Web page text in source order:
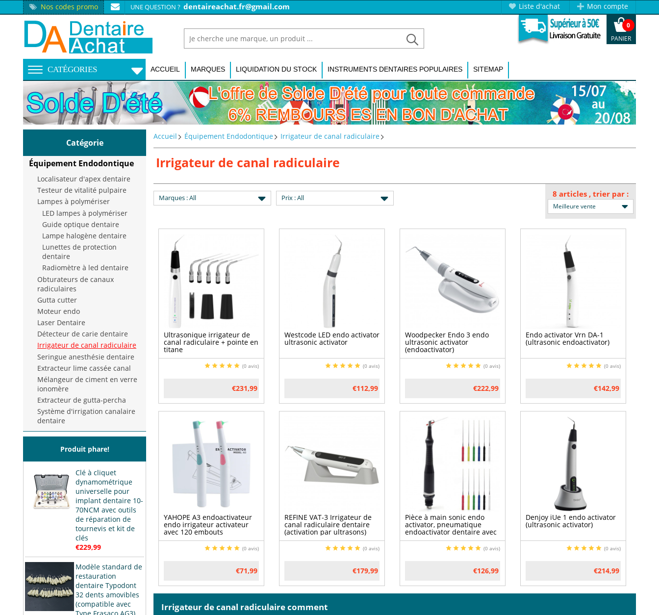
Nos codes promo UNE QUESTION ? dentaireachat.fr@gmail.com Liste d'achat Mon compte
0
PANIER
CATÉGORIES ACCUEIL MARQUES LIQUIDATION DU STOCK INSTRUMENTS DENTAIRES POPULAIRES SITEMAP
Catégorie
Équipement Endodontique
Localisateur d'apex dentaire
Testeur de vitalité pulpaire
Lampes à polymériser
LED lampes à polymériser
Guide optique dentaire
Lampe halogène dentaire
Lunettes de protection
dentaire
Radiomètre à led dentaire
Obturateurs de canaux
radiculaires
Gutta cutter
Moteur endo
Laser Dentaire
Détecteur de carie dentaire
Irrigateur de canal radiculaire
Seringue anesthésie dentaire
Extracteur lime cassée canal
Mélangeur de ciment en verre
ionomère
Extracteur de gutta-percha
Système d'irrigation canalaire
dentaire
Produit phare!
Clé à cliquet
dynamométrique
universelle pour
implant dentaire 10-
70NCM avec outils
de réparation de
tournevis et kit de
clés
€229,99
Modèle standard de
restauration
dentaire Typodont
32 dents amovibles
(compatible avec
Type Frasaco AG3)
Accueil Équipement Endodontique Irrigateur de canal radiculaire
Irrigateur de canal radiculaire
Marques : All Prix : All 8 articles , trier par :
Meilleure vente
Ultrasonique irrigateur de
canal radiculaire + pointe en
titane
(0 avis)
€231,99
Westcode LED endo activator
ultrasonic activator
(0 avis)
€112,99
Woodpecker Endo 3 endo
ultrasonic activator
(endoactivator)
(0 avis)
€222,99
Endo activator Vrn DA-1
(ultrasonic endoactivator)
(0 avis)
€142,99
YAHOPE A3 endoactivateur
endo irrigateur activateur
avec 120 embouts
(0 avis)
€71,99
REFINE VAT-3 Irrigateur de
canal radiculaire dentaire
(activation par ultrasons)
(0 avis)
€179,99
Pièce à main sonic endo
activator, pneumatique
endoactivator dentaire avec
2 aiguilles à limer
(0 avis)
€126,99
Denjoy iUe 1 endo activator
(ultrasonic activator)
(0 avis)
€214,99
Irrigateur de canal radiculaire comment